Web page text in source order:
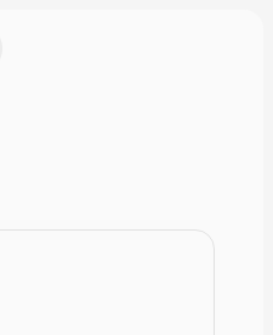
par image